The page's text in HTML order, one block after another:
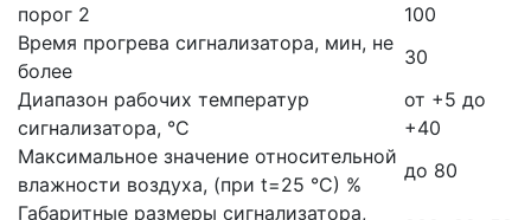
порог 2
100
Время прогрева сигнализатора, мин, не
более
30
Диапазон рабочих температур
сигнализатора, °С
от +5 до
+40
Максимальное значение относительной
влажности воздуха, (при t=25 °С) %
до 80
Габаритные размеры сигнализатора,